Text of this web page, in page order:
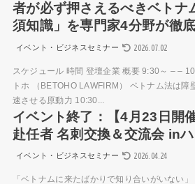
者が必ず押さえるべきベトナ
須知識」を専門家4分野が徹
イベント・ビジネスセミナー 2026.07.02
スケジュール 時間 登壇企業 概要 9:30～ – –
トホ （BETOHO LAWFIRM） ベトナム法は障
速させる原動力 10:30...
イベント終了：【4月23日開
赴任者 名刺交換＆交流会 in
イベント・ビジネスセミナー 2026.04.24
「ベトナムに来たばかりで知り合いがいない